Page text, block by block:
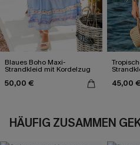
Blaues Boho Maxi-
Strandkleid mit Kordelzug
50,00 € 45,00 €
HÄUFIG ZUSAMMEN